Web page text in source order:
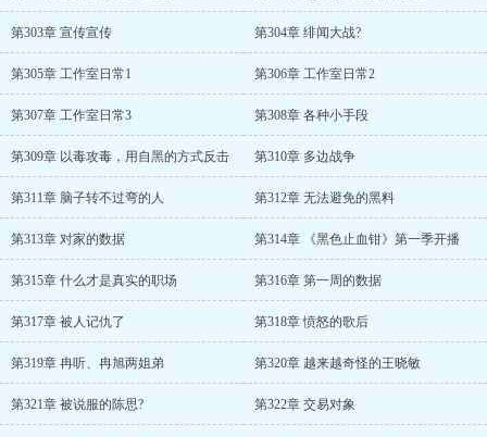
第303章 宣传宣传 第304章 绯闻大战?
第305章 工作室日常1 第306章 工作室日常2
第307章 工作室日常3 第308章 各种小手段
第309章 以毒攻毒，用自黑的方式反击 第310章 多边战争
第311章 脑子转不过弯的人 第312章 无法避免的黑料
第313章 对家的数据 第314章 《黑色止血钳》第一季开播
第315章 什么才是真实的职场 第316章 第一周的数据
第317章 被人记仇了 第318章 愤怒的歌后
第319章 冉听、冉旭两姐弟 第320章 越来越奇怪的王晓敏
第321章 被说服的陈思? 第322章 交易对象